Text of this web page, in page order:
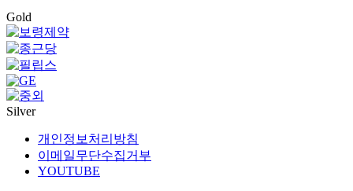
Gold
Silver
개인정보처리방침
이메일무단수집거부
YOUTUBE